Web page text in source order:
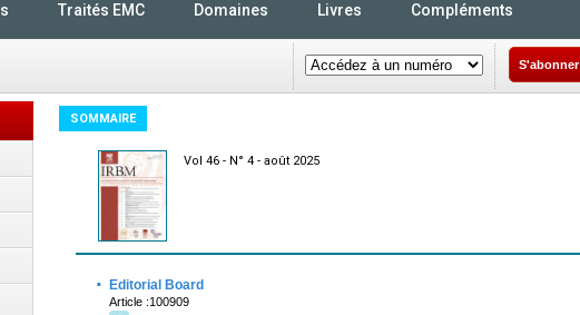
Traités EMC Domaines Livres Compléments
S'abonner
SOMMAIRE
Vol 46 - N° 4 - août 2025
· Editorial Board
Article :100909